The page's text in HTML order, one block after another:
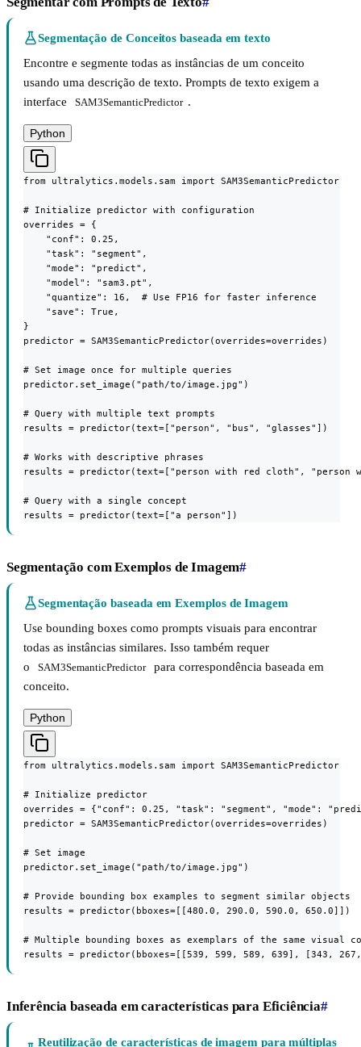
Segmentação de Conceitos baseada em texto
Encontre e segmente todas as instâncias de um conceito
usando uma descrição de texto. Prompts de texto exigem a
interface
SAM3SemanticPredictor .
Python
from ultralytics.models.sam import SAM3SemanticPredictor
# Initialize predictor with configuration
overrides = {
    "conf": 0.25,
    "task": "segment",
    "mode": "predict",
    "model": "sam3.pt",
    "quantize": 16,  # Use FP16 for faster inference
    "save": True,
}
predictor = SAM3SemanticPredictor(overrides=overrides)
# Set image once for multiple queries
predictor.set_image("path/to/image.jpg")
# Query with multiple text prompts
results = predictor(text=["person", "bus", "glasses"])
# Works with descriptive phrases
results = predictor(text=["person with red cloth", "person
# Query with a single concept
results = predictor(text=["a person"])
Segmentação com Exemplos de Imagem#
Segmentação baseada em Exemplos de Imagem
Use bounding boxes como prompts visuais para encontrar
todas as instâncias similares. Isso também requer
o
SAM3SemanticPredictor
para correspondência baseada em
conceito.
Python
from ultralytics.models.sam import SAM3SemanticPredictor
# Initialize predictor
overrides = {"conf": 0.25, "task": "segment", "mode":
predictor = SAM3SemanticPredictor(overrides=overrides)
# Set image
predictor.set_image("path/to/image.jpg")
# Provide bounding box examples to segment similar objects
results = predictor(bboxes=[[480.0, 290.0, 590.0, 650.0]])
# Multiple bounding boxes as exemplars of the same visual
results = predictor(bboxes=[[539, 599, 589, 639], [343,
Inferência baseada em características para Eficiência#
Reutilização de características de imagem para múltiplas